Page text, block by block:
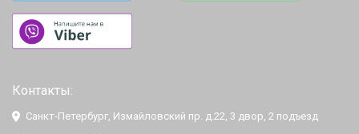
Контакты:
Санкт-Петербург, Измайловский пр. д.22, 3 двор, 2 подъезд